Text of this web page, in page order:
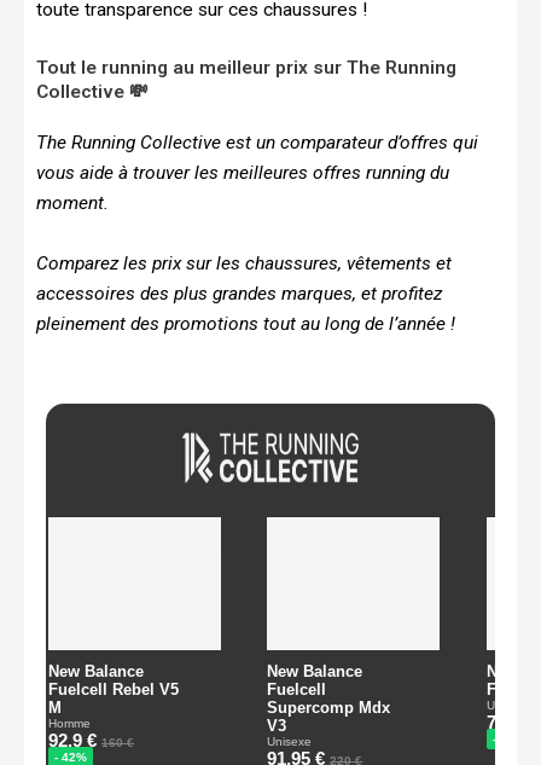
toute transparence sur ces chaussures !
Tout le running au meilleur prix sur The Running
Collective 💸
The Running Collective est un comparateur d’offres qui
vous aide à trouver les meilleures offres running du
moment.
Comparez les prix sur les chaussures, vêtements et
accessoires des plus grandes marques, et profitez
pleinement des promotions tout au long de l’année !